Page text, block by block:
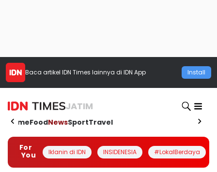
Baca artikel IDN Times lainnya di IDN App Install
JATIM
HomeFoodNewsSportTravel
For
You
Iklanin di IDN INSIDENESIA #LokalBerdaya